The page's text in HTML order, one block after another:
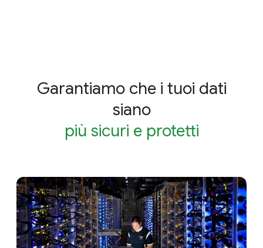
Garantiamo che i tuoi dati
siano
più sicuri e protetti